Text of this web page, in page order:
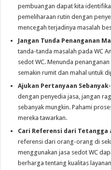
pembuangan dapat kita
pemeliharaan rutin dengan
mencegah terjadinya masalah
Jangan Tunda Penanganan
tanda-tanda masalah pada WC
sedot WC. Menunda
semakin rumit dan mahal untuk
Ajukan Pertanyaan
dengan penyedia jasa, jangan
sebanyak mungkin. Pahami
mereka tawarkan.
Cari Referensi dari Tetangga
referensi dari orang-orang di
menggunakan jasa sedot WC
berharga tentang kualitas